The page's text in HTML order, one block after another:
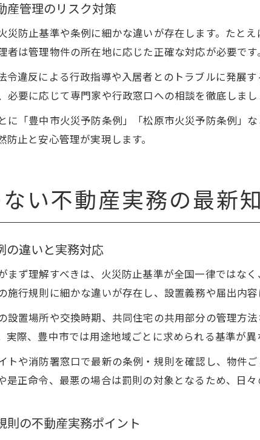
産管理のリスク対策
災防止基準や条例に細かな違いが存在します。たと
者は管理物件の所在地に応じた正確な対応が必要です
令違反による行政指導や入居者とのトラブルに発展
必要に応じて専門家や行政窓口への相談を徹底しまし
に「豊中市火災予防条例」「松原市火災予防条例」
止と安心管理が実現します。
い不動産実務の最新
の違いと実務対応
まず理解すべきは、火災防止基準が全国一律ではな
施行規則に細かな違いが存在し、設置義務や届出内容
設置場所や交換時期、共同住宅の共用部分の管理方
実際、豊中市では用途地域ごとに求められる基準が
トや消防署窓口で最新の条例・規則を確認し、物件
是正命令、最悪の場合は罰則の対象となるため、日
則の不動産実務ポイント